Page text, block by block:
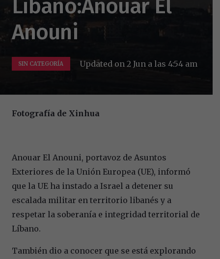
Líbano:Anouar El
Anouni
SIN CATEGORÍA Updated on2 Jun a las 4:54 am
Fotografía de Xinhua
Anouar El Anouni, portavoz de Asuntos
Exteriores de la Unión Europea (UE), informó
que la UE ha instado a Israel a detener su
escalada militar en territorio libanés y a
respetar la soberanía e integridad territorial de
Líbano.
También dio a conocer que se está explorando